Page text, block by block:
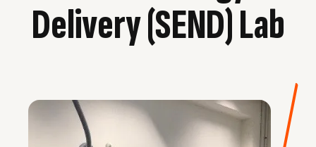
Delivery (SEND) Lab